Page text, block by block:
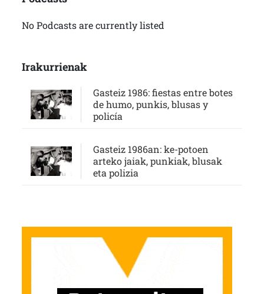
No Podcasts are currently listed
Irakurrienak
Gasteiz 1986: fiestas entre botes
de humo, punkis, blusas y
policía
Gasteiz 1986an: ke-potoen
arteko jaiak, punkiak, blusak
eta polizia